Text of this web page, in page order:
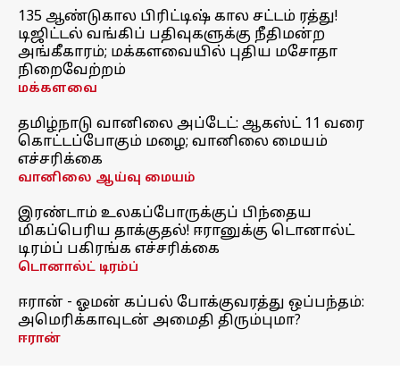
135 ஆண்டுகால பிரிட்டிஷ் கால சட்டம் ரத்து!
டிஜிட்டல் வங்கிப் பதிவுகளுக்கு நீதிமன்ற
அங்கீகாரம்; மக்களவையில் புதிய மசோதா
நிறைவேற்றம்
மக்களவை
தமிழ்நாடு வானிலை அப்டேட்: ஆகஸ்ட் 11 வரை
கொட்டப்போகும் மழை; வானிலை மையம்
எச்சரிக்கை
வானிலை ஆய்வு மையம்
இரண்டாம் உலகப்போருக்குப் பிந்தைய
மிகப்பெரிய தாக்குதல்! ஈரானுக்கு டொனால்ட்
டிரம்ப் பகிரங்க எச்சரிக்கை
டொனால்ட் டிரம்ப்
ஈரான் - ஓமன் கப்பல் போக்குவரத்து ஒப்பந்தம்:
அமெரிக்காவுடன் அமைதி திரும்புமா?
ஈரான்